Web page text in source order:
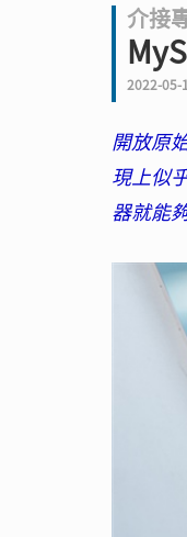
介接
2022-05-
開放原
現上似
器就能